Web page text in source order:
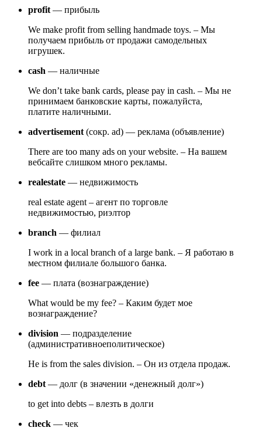
profit — прибыль
We make profit from selling handmade toys. – Мы
получаем прибыль от продажи самодельных
игрушек.
cash — наличные
We don’t take bank cards, please pay in cash. – Мы не
принимаем банковские карты, пожалуйста,
платите наличными.
advertisement (сокр. ad) — реклама (объявление)
There are too many ads on your website. – На вашем
вебсайте слишком много рекламы.
realestate — недвижимость
real estate agent – агент по торговле
недвижимостью, риэлтор
branch — филиал
I work in a local branch of a large bank. – Я работаю в
местном филиале большого банка.
fee — плата (вознаграждение)
What would be my fee? – Каким будет мое
вознаграждение?
division — подразделение
(административноеполитическое)
He is from the sales division. – Он из отдела продаж.
debt — долг (в значении «денежный долг»)
to get into debts – влезть в долги
check — чек